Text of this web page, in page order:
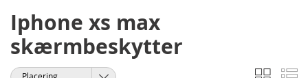
Iphone xs max
skærmbeskytter
Vis
Gitter